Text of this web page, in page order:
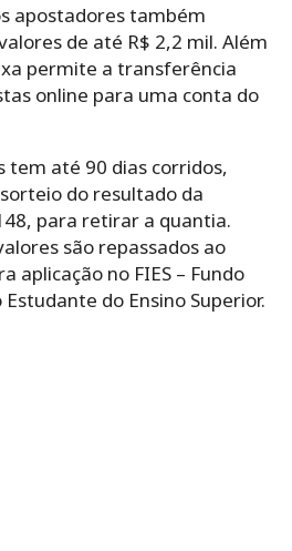
apostadores também
de até R$ 2,2 mil. Além
permite a transferência
online para uma conta do
tem até 90 dias corridos,
do resultado da
para retirar a quantia.
são repassados ao
aplicação no FIES – Fundo
do Ensino Superior.